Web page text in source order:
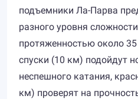
подъемники Ла-Парва
разного уровня
протяженностью около
спуски (10 км) подойдут
неспешного катания,
км) проверят на